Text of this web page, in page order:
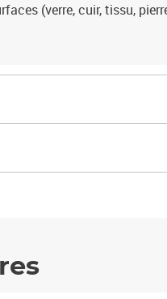
(verre, cuir, tissu,